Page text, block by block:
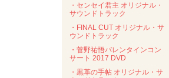
・センセイ君主 オリジナル・
サウンドトラック
・FINAL CUT オリジナル・サ
ウンドトラック
・菅野祐悟バレンタインコン
サート 2017 DVD
・黒革の手帖 オリジナル・サ